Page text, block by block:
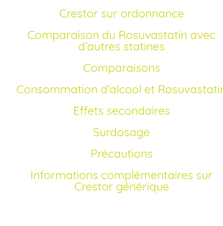
Crestor sur ordonnance
Comparaison du Rosuvastatin avec
d’autres statines
Comparaisons
Consommation d’alcool et
Effets secondaires
Surdosage
Précautions
Informations complémentaires sur
Crestor générique